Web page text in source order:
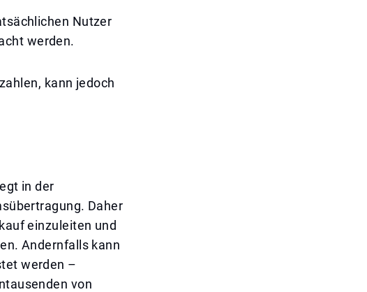
Nutzer
werden.
kann jedoch
in der
Daher
einzuleiten und
Andernfalls kann
werden –
von